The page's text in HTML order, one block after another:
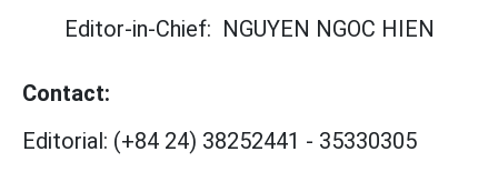
Editor-in-Chief: NGUYEN NGOC HIEN
Contact:
Editorial: (+84 24) 38252441 - 35330305